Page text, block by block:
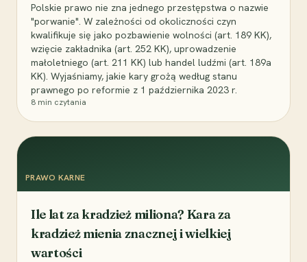
Polskie prawo nie zna jednego przestępstwa o nazwie
"porwanie". W zależności od okoliczności czyn
kwalifikuje się jako pozbawienie wolności (art. 189 KK),
wzięcie zakładnika (art. 252 KK), uprowadzenie
małoletniego (art. 211 KK) lub handel ludźmi (art. 189a
KK). Wyjaśniamy, jakie kary grożą według stanu
prawnego po reformie z 1 października 2023 r.
8 min czytania
PRAWO KARNE
Ile lat za kradzież miliona? Kara za
kradzież mienia znacznej i wielkiej
wartości